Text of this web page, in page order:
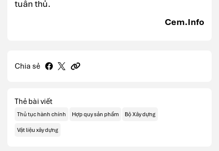
tuân thủ.
Cem.Info
Chia sẻ
Thẻ bài viết
Thủ tục hành chính Hợp quy sản phẩm Bộ Xây dựng
Vật liệu xây dựng